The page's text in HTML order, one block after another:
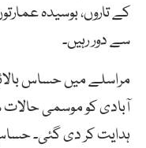
کے تاروں، بوسیدہ
سے دور رہیں۔
مراسلے میں حساس
آبادی کو موسمی حالات
ہدایت کر دی گئی۔